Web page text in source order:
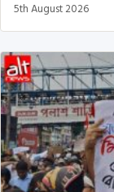
5th August 2026